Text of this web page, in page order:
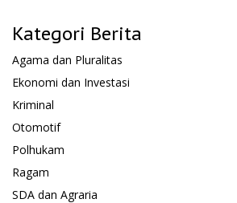
Kategori Berita
Agama dan Pluralitas
Ekonomi dan Investasi
Kriminal
Otomotif
Polhukam
Ragam
SDA dan Agraria